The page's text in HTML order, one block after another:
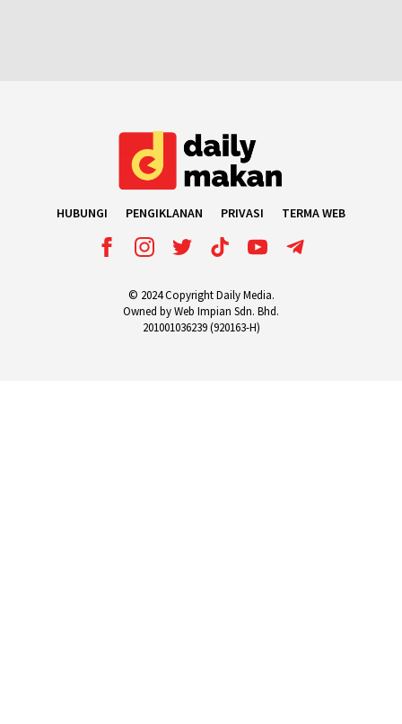
HUBUNGI PENGIKLANAN PRIVASI TERMA WEB
© 2024 Copyright Daily Media.
Owned by Web Impian Sdn. Bhd.
201001036239 (920163-H)